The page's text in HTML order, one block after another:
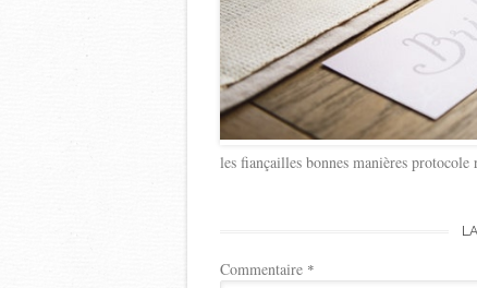
les fiançailles bonnes manières
Commentaire *